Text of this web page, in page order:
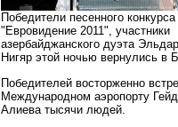
Победители песенного конкурса
"Евровидение 2011", участники
азербайджанского дуэта
Нигяр этой ночью вернулись в
Победителей восторженно
Международном аэропорту
Алиева тысячи людей.